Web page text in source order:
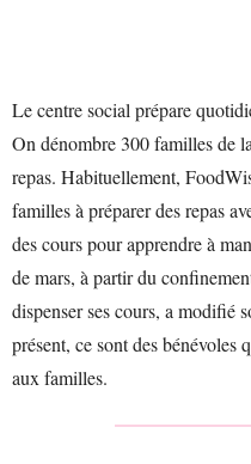
Le centre social prépare
On dénombre 300 familles de
repas. Habituellement,
familles à préparer des repas
des cours pour apprendre à
de mars, à partir du
dispenser ses cours, a modifié
présent, ce sont des bénévoles
aux familles.